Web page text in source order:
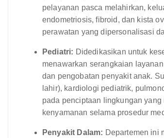
pelayanan pasca melahirkan,
endometriosis, fibroid, dan kista
perawatan yang dipersonalisasi
Pediatri: Didedikasikan untuk
menawarkan serangkaian
dan pengobatan penyakit anak.
lahir), kardiologi pediatrik,
pada penciptaan lingkungan
kenyamanan selama prosedur
Penyakit Dalam: Departemen ini